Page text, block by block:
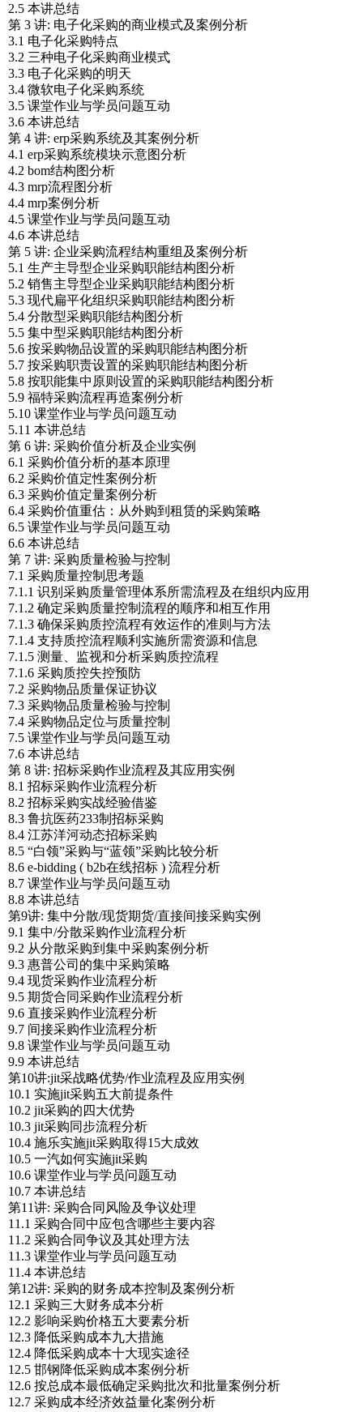
2.5 本讲总结
第 3 讲: 电子化采购的商业模式及案例分析
3.1 电子化采购特点
3.2 三种电子化采购商业模式
3.3 电子化采购的明天
3.4 微软电子化采购系统
3.5 课堂作业与学员问题互动
3.6 本讲总结
第 4 讲: erp采购系统及其案例分析
4.1 erp采购系统模块示意图分析
4.2 bom结构图分析
4.3 mrp流程图分析
4.4 mrp案例分析
4.5 课堂作业与学员问题互动
4.6 本讲总结
第 5 讲: 企业采购流程结构重组及案例分析
5.1 生产主导型企业采购职能结构图分析
5.2 销售主导型企业采购职能结构图分析
5.3 现代扁平化组织采购职能结构图分析
5.4 分散型采购职能结构图分析
5.5 集中型采购职能结构图分析
5.6 按采购物品设置的采购职能结构图分析
5.7 按采购职责设置的采购职能结构图分析
5.8 按职能集中原则设置的采购职能结构图分析
5.9 福特采购流程再造案例分析
5.10 课堂作业与学员问题互动
5.11 本讲总结
第 6 讲: 采购价值分析及企业实例
6.1 采购价值分析的基本原理
6.2 采购价值定性案例分析
6.3 采购价值定量案例分析
6.4 采购价值重估：从外购到租赁的采购策略
6.5 课堂作业与学员问题互动
6.6 本讲总结
第 7 讲: 采购质量检验与控制
7.1 采购质量控制思考题
7.1.1 识别采购质量管理体系所需流程及在组织内应用
7.1.2 确定采购质量控制流程的顺序和相互作用
7.1.3 确保采购质控流程有效运作的准则与方法
7.1.4 支持质控流程顺利实施所需资源和信息
7.1.5 测量、监视和分析采购质控流程
7.1.6 采购质控失控预防
7.2 采购物品质量保证协议
7.3 采购物品质量检验与控制
7.4 采购物品定位与质量控制
7.5 课堂作业与学员问题互动
7.6 本讲总结
第 8 讲: 招标采购作业流程及其应用实例
8.1 招标采购作业流程分析
8.2 招标采购实战经验借鉴
8.3 鲁抗医药233制招标采购
8.4 江苏洋河动态招标采购
8.5 “白领”采购与“蓝领”采购比较分析
8.6 e-bidding ( b2b在线招标 ) 流程分析
8.7 课堂作业与学员问题互动
8.8 本讲总结
第9讲: 集中分散/现货期货/直接间接采购实例
9.1 集中/分散采购作业流程分析
9.2 从分散采购到集中采购案例分析
9.3 惠普公司的集中采购策略
9.4 现货采购作业流程分析
9.5 期货合同采购作业流程分析
9.6 直接采购作业流程分析
9.7 间接采购作业流程分析
9.8 课堂作业与学员问题互动
9.9 本讲总结
第10讲:jit采战略优势/作业流程及应用实例
10.1 实施jit采购五大前提条件
10.2 jit采购的四大优势
10.3 jit采购同步流程分析
10.4 施乐实施jit采购取得15大成效
10.5 一汽如何实施jit采购
10.6 课堂作业与学员问题互动
10.7 本讲总结
第11讲: 采购合同风险及争议处理
11.1 采购合同中应包含哪些主要内容
11.2 采购合同争议及其处理方法
11.3 课堂作业与学员问题互动
11.4 本讲总结
第12讲: 采购的财务成本控制及案例分析
12.1 采购三大财务成本分析
12.2 影响采购价格五大要素分析
12.3 降低采购成本九大措施
12.4 降低采购成本十大现实途径
12.5 邯钢降低采购成本案例分析
12.6 按总成本最低确定采购批次和批量案例分析
12.7 采购成本经济效益量化案例分析